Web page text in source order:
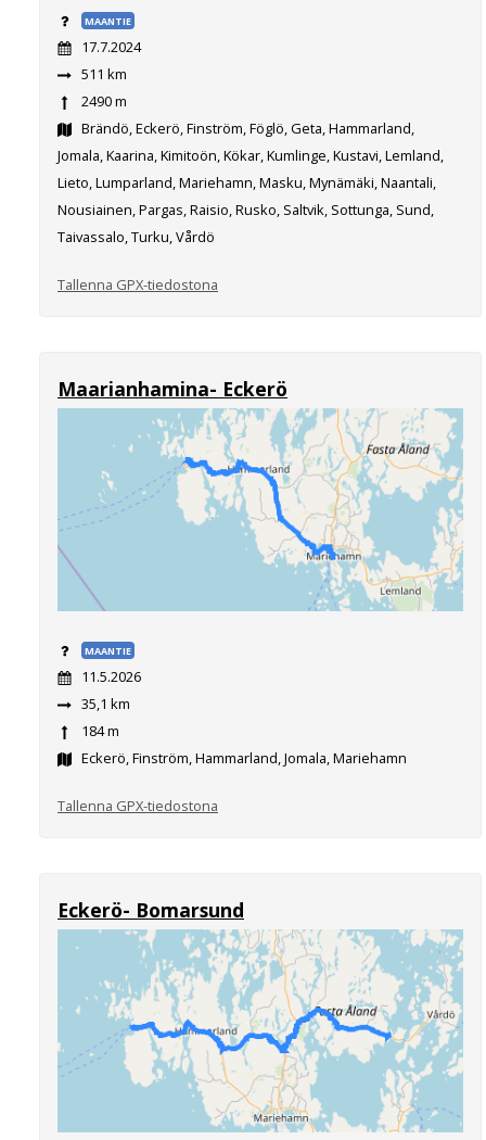
MAANTIE
17.7.2024
511 km
2490 m
Brändö, Eckerö, Finström, Föglö, Geta, Hammarland,
Jomala, Kaarina, Kimitoön, Kökar, Kumlinge, Kustavi, Lemland,
Lieto, Lumparland, Mariehamn, Masku, Mynämäki, Naantali,
Nousiainen, Pargas, Raisio, Rusko, Saltvik, Sottunga, Sund,
Taivassalo, Turku, Vårdö
Tallenna GPX-tiedostona
Maarianhamina- Eckerö
MAANTIE
11.5.2026
35,1 km
184 m
Eckerö, Finström, Hammarland, Jomala, Mariehamn
Tallenna GPX-tiedostona
Eckerö- Bomarsund